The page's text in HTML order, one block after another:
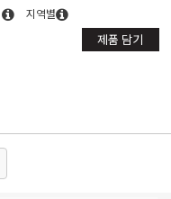
지역별
제품 담기